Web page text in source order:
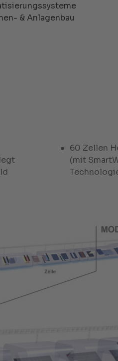
& Anlagenbau
60 Zellen
(mit